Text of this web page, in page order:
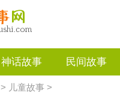
神话故事 民间故事
> 儿童故事 >